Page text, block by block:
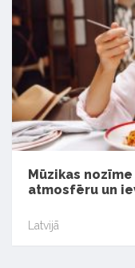
Mūzikas
atmosfēru un
Latvijā